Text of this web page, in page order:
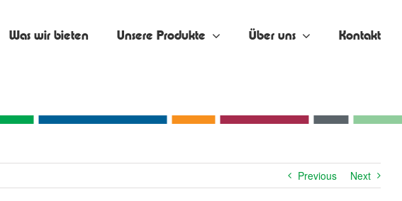
Was wir bieten Unsere Produkte Über uns Kontakt
Previous Next